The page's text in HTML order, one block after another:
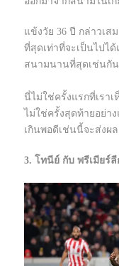
แข้งวัย 36 ปี กล่าวเส
ที่สุดเท่าที่จะเป็นไปไ
สนามนานที่สุดเช่นกั
นี่ไม่ใช่ครั้งแรกที่เรา
ไม่ใช่ครั้งสุดท้ายอย่า
เกินพอดีเช่นนี้จะส่งผ
3. โทนีย์ กับ พรีเมียร์ลี